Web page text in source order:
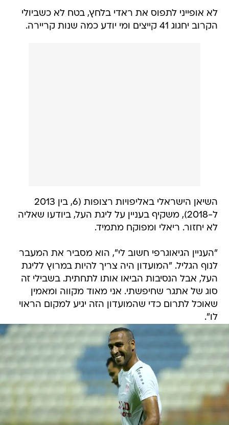
לא אופייני לתפוס את ראדי בלחץ, בטח לא כשביולי
הקרוב יחגוג 41 קייצים ומי יודע כמה שנות קריירה.
השיאן הישראלי באליפויות רצופות (6, בין 2013
ל-2018), משקיף בעניין על ליגת העל, ביודעו שאליה
לא יחזור. ריאלי ומפוקח מתמיד.
"העניין הגיאוגרפי חשוב לי", הוא מסביר את המעבר
לנוף הגליל. "המועדון היה צריך להיות במרוץ לליגת
העל, אבל הנסיבות הביאו אותו לתחתית. בשבילי זה
סוג של אתגר שחיפשתי. אני מאוד מקווה ומאמין
שאוכל לתרום כדי שהמועדון הזה יגיע למקום הראוי
לו".